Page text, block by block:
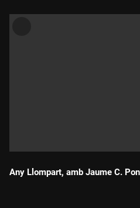
Any Llompart, amb Jaume C.